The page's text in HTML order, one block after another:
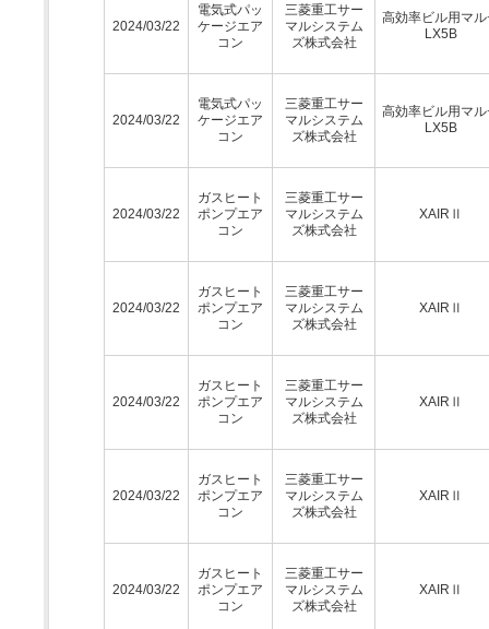
2024/03/22
電気式パッ
ケージエア
コン
三菱重工サー
マルシステム
ズ株式会社
高効率ビル用マ
LX5B
2024/03/22
電気式パッ
ケージエア
コン
三菱重工サー
マルシステム
ズ株式会社
高効率ビル用マ
LX5B
2024/03/22
ガスヒート
ポンプエア
コン
三菱重工サー
マルシステム
ズ株式会社
XAIRⅡ
2024/03/22
ガスヒート
ポンプエア
コン
三菱重工サー
マルシステム
ズ株式会社
XAIRⅡ
2024/03/22
ガスヒート
ポンプエア
コン
三菱重工サー
マルシステム
ズ株式会社
XAIRⅡ
2024/03/22
ガスヒート
ポンプエア
コン
三菱重工サー
マルシステム
ズ株式会社
XAIRⅡ
2024/03/22
ガスヒート
ポンプエア
コン
三菱重工サー
マルシステム
ズ株式会社
XAIRⅡ